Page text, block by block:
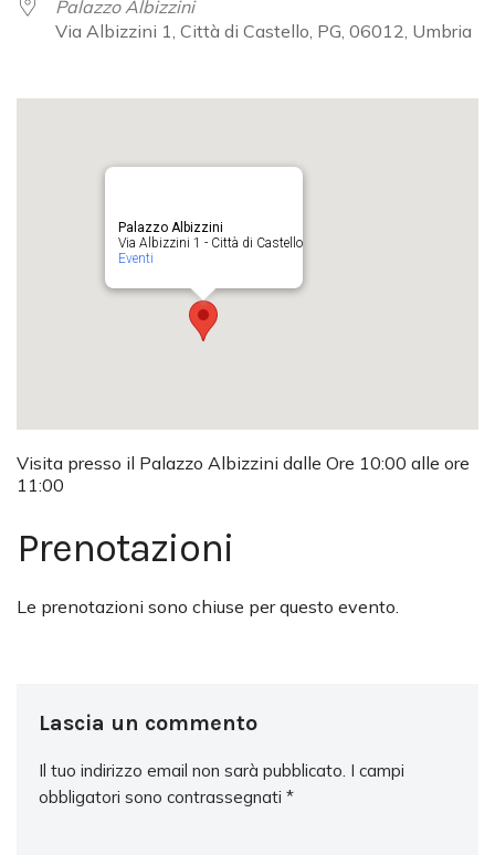
Palazzo Albizzini
Via Albizzini 1, Città di Castello, PG, 06012, Umbria
Palazzo Albizzini
Via Albizzini 1 - Città di Castello
Eventi
Visita presso il Palazzo Albizzini dalle Ore 10:00 alle ore
11:00
Prenotazioni
Le prenotazioni sono chiuse per questo evento.
Lascia un commento
Il tuo indirizzo email non sarà pubblicato. I campi
obbligatori sono contrassegnati *